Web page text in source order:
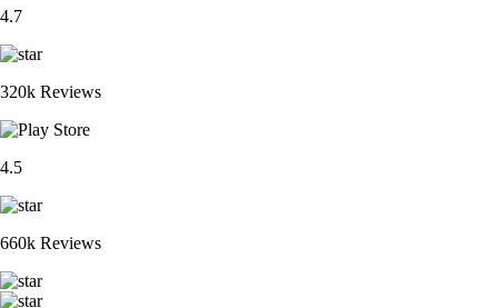
4.7
320k Reviews
4.5
660k Reviews